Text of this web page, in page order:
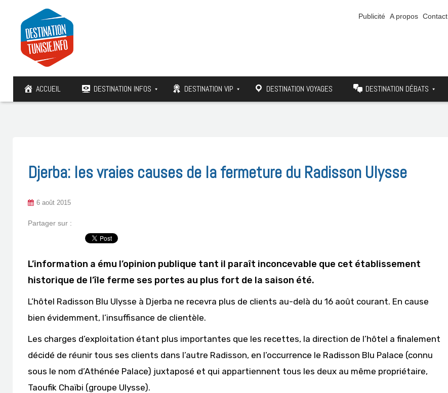
Publicité A propos Contact
ACCUEIL DESTINATION INFOS DESTINATION VIP DESTINATION VOYAGES DESTINATION DÉBATS
Djerba: les vraies causes de la fermeture du Radisson Ulysse
6 août 2015
Partager sur :
L’information a ému l’opinion publique tant il paraît inconcevable que cet établissement
historique de l’île ferme ses portes au plus fort de la saison été.
L’hôtel Radisson Blu Ulysse à Djerba ne recevra plus de clients au-delà du 16 août courant. En cause
bien évidemment, l’insuffisance de clientèle.
Les charges d’exploitation étant plus importantes que les recettes, la direction de l’hôtel a finalement
décidé de réunir tous ses clients dans l’autre Radisson, en l’occurrence le Radisson Blu Palace (connu
sous le nom d’Athénée Palace) juxtaposé et qui appartiennent tous les deux au même propriétaire,
Taoufik Chaïbi (groupe Ulysse).